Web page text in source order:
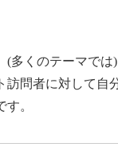
多くのテーマで
問者に対して自
。